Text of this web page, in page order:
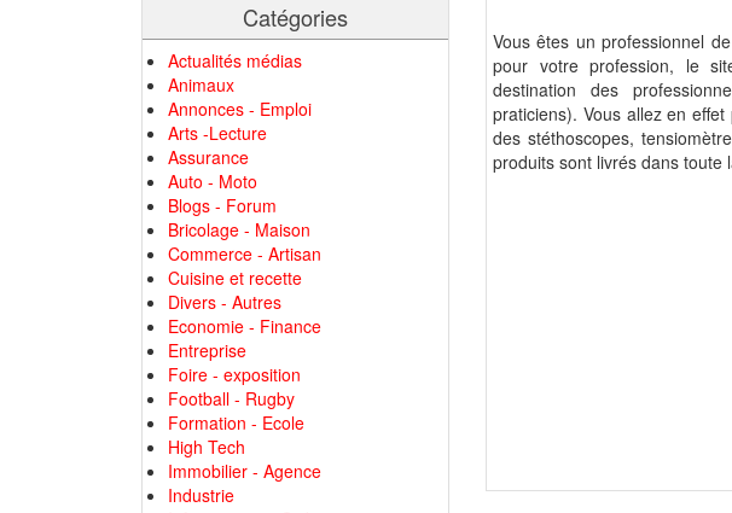
Catégories
Actualités médias
Animaux
Annonces - Emploi
Arts -Lecture
Assurance
Auto - Moto
Blogs - Forum
Bricolage - Maison
Commerce - Artisan
Cuisine et recette
Divers - Autres
Economie - Finance
Entreprise
Foire - exposition
Football - Rugby
Formation - Ecole
High Tech
Immobilier - Agence
Industrie
Vous êtes un professionnel
pour votre profession, le
destination des
praticiens). Vous allez en
des stéthoscopes,
produits sont livrés dans toute